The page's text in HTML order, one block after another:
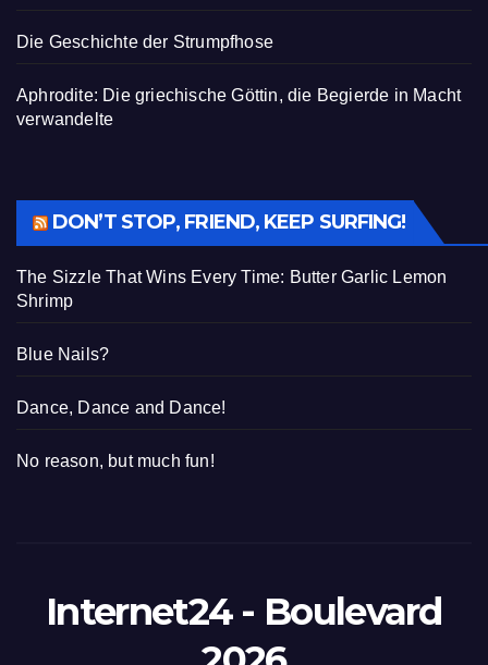
Die Geschichte der Strumpfhose
Aphrodite: Die griechische Göttin, die Begierde in Macht
verwandelte
DON’T STOP, FRIEND, KEEP SURFING!
The Sizzle That Wins Every Time: Butter Garlic Lemon
Shrimp
Blue Nails?
Dance, Dance and Dance!
No reason, but much fun!
Internet24 - Boulevard